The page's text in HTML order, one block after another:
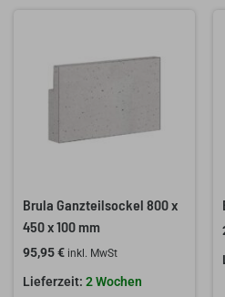
Brula Ganzteilsockel 800 x
450 x 100 mm
95,95€ inkl. MwSt
2 Wochen